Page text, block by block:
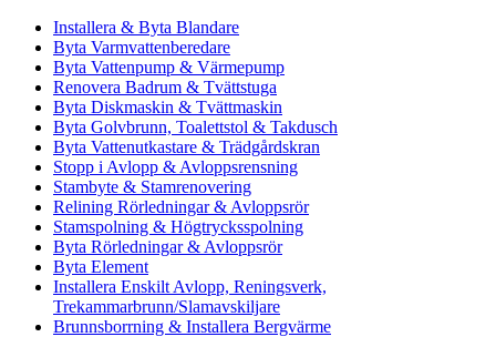
Installera & Byta Blandare
Byta Varmvattenberedare
Byta Vattenpump & Värmepump
Renovera Badrum & Tvättstuga
Byta Diskmaskin & Tvättmaskin
Byta Golvbrunn, Toalettstol & Takdusch
Byta Vattenutkastare & Trädgårdskran
Stopp i Avlopp & Avloppsrensning
Stambyte & Stamrenovering
Relining Rörledningar & Avloppsrör
Stamspolning & Högtrycksspolning
Byta Rörledningar & Avloppsrör
Byta Element
Installera Enskilt Avlopp, Reningsverk,
Trekammarbrunn/Slamavskiljare
Brunnsborrning & Installera Bergvärme